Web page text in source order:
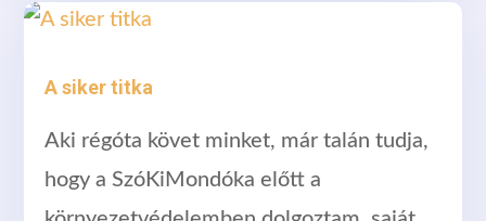
A siker titka
Aki régóta követ minket, már talán tudja,
hogy a SzóKiMondóka előtt a